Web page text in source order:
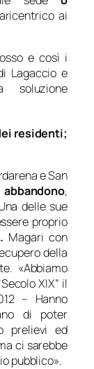
ai
e così i
Lagaccio e
soluzione
residenti;
e San
,
delle sue
proprio
Magari con
della
«Abbiamo
XIX” il
– Hanno
di poter
prelievi ed
ci sarebbe
pubblico».